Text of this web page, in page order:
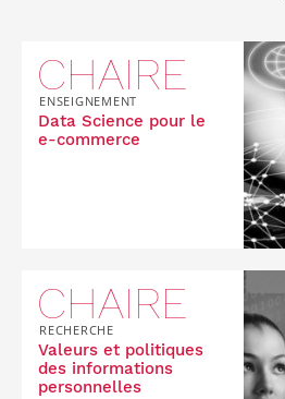
CHAIRE
ENSEIGNEMENT
Data Science pour le
e-commerce
CHAIRE
RECHERCHE
Valeurs et politiques
des informations
personnelles